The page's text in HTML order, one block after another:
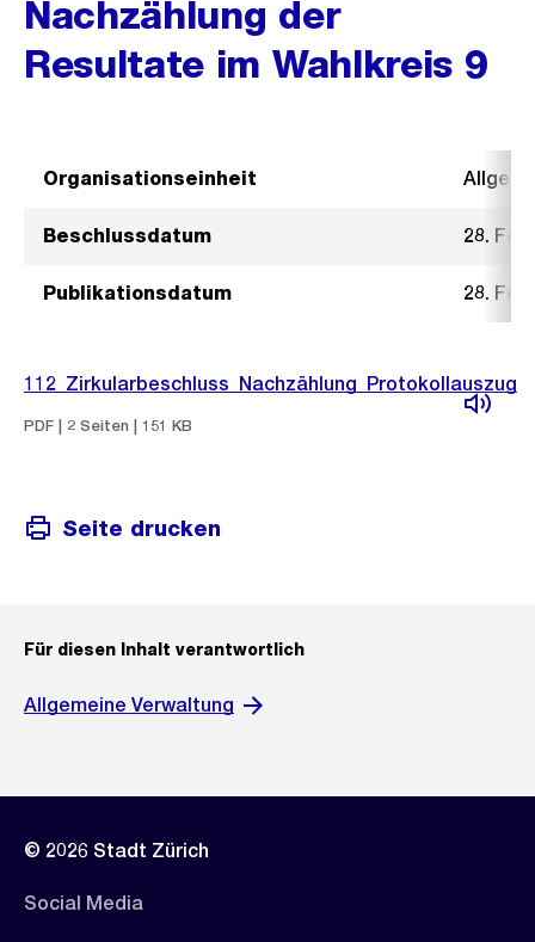
Nachzählung der
Resultate im Wahlkreis 9
Organisationseinheit
Beschlussdatum 28.
Publikationsdatum 28.
112_Zirkularbeschluss_Nachzählung_Protokollauszug
PDF | 2 Seiten | 151 KB
Seite drucken
Für diesen Inhalt verantwortlich
Allgemeine Verwaltung
© 2026 Stadt Zürich
Social Media